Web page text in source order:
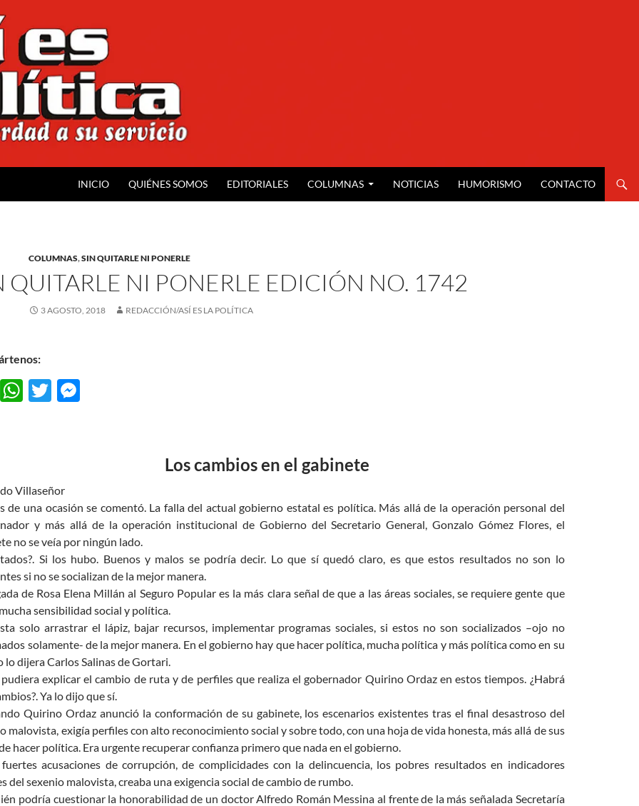
INICIO QUIÉNES SOMOS EDITORIALES COLUMNAS NOTICIAS HUMORISMO CONTACTO
COLUMNAS,SIN QUITARLE NI PONERLE
QUITARLE NI PONERLE EDICIÓN NO. 1742
3 AGOSTO, 2018 REDACCIÓN/ASÍ ES LA POLÍTICA
F
W
A
p
p
T
er
Los cambios en el gabinete
Villaseñor
de una ocasión se comentó. La falla del actual gobierno estatal es política. Más allá de la operación personal del
y más allá de la operación institucional de Gobierno del Secretario General, Gonzalo Gómez Flores, el
no se veía por ningún lado.
Si los hubo. Buenos y malos se podría decir. Lo que sí quedó claro, es que estos resultados no son lo
si no se socializan de la mejor manera.
de Rosa Elena Millán al Seguro Popular es la más clara señal de que a las áreas sociales, se requiere gente que
sensibilidad social y política.
solo arrastrar el lápiz, bajar recursos, implementar programas sociales, si estos no son socializados –ojo no
solamente- de la mejor manera. En el gobierno hay que hacer política, mucha política y más política como en su
lo dijera Carlos Salinas de Gortari.
explicar el cambio de ruta y de perfiles que realiza el gobernador Quirino Ordaz en estos tiempos. ¿Habrá
Ya lo dijo que sí.
Quirino Ordaz anunció la conformación de su gabinete, los escenarios existentes tras el final desastroso del
malovista, exigía perfiles con alto reconocimiento social y sobre todo, con una hoja de vida honesta, más allá de sus
hacer política. Era urgente recuperar confianza primero que nada en el gobierno.
fuertes acusaciones de corrupción, de complicidades con la delincuencia, los pobres resultados en indicadores
del sexenio malovista, creaba una exigencia social de cambio de rumbo.
podría cuestionar la honorabilidad de un doctor Alfredo Román Messina al frente de la más señalada Secretaría